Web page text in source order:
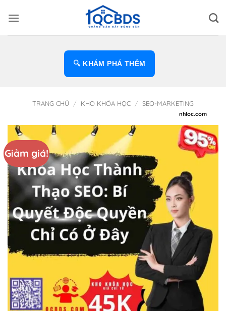
qua
🔍 KHÁM PHÁ THÊM
TRANG CHỦ / KHO KHÓA HỌC / SEO-MARKETING
Giảm giá!